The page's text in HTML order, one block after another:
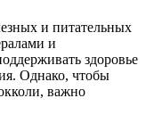
и питательных
и
здоровье
Однако, чтобы
важно